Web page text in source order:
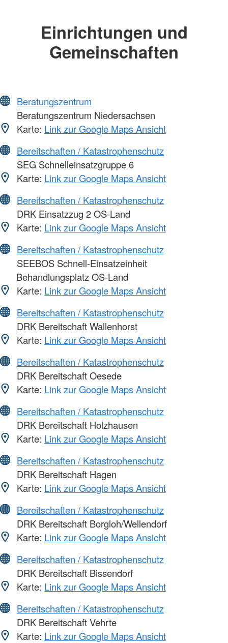
Einrichtungen und
Gemeinschaften
Beratungszentrum
Beratungszentrum Niedersachsen
Karte: Link zur Google Maps Ansicht
Bereitschaften / Katastrophenschutz
SEG Schnelleinsatzgruppe 6
Karte: Link zur Google Maps Ansicht
Bereitschaften / Katastrophenschutz
DRK Einsatzzug 2 OS-Land
Karte: Link zur Google Maps Ansicht
Bereitschaften / Katastrophenschutz
SEEBOS Schnell-Einsatzeinheit
Behandlungsplatz OS-Land
Karte: Link zur Google Maps Ansicht
Bereitschaften / Katastrophenschutz
DRK Bereitschaft Wallenhorst
Karte: Link zur Google Maps Ansicht
Bereitschaften / Katastrophenschutz
DRK Bereitschaft Oesede
Karte: Link zur Google Maps Ansicht
Bereitschaften / Katastrophenschutz
DRK Bereitschaft Holzhausen
Karte: Link zur Google Maps Ansicht
Bereitschaften / Katastrophenschutz
DRK Bereitschaft Hagen
Karte: Link zur Google Maps Ansicht
Bereitschaften / Katastrophenschutz
DRK Bereitschaft Borgloh/Wellendorf
Karte: Link zur Google Maps Ansicht
Bereitschaften / Katastrophenschutz
DRK Bereitschaft Bissendorf
Karte: Link zur Google Maps Ansicht
Bereitschaften / Katastrophenschutz
DRK Bereitschaft Vehrte
Karte: Link zur Google Maps Ansicht